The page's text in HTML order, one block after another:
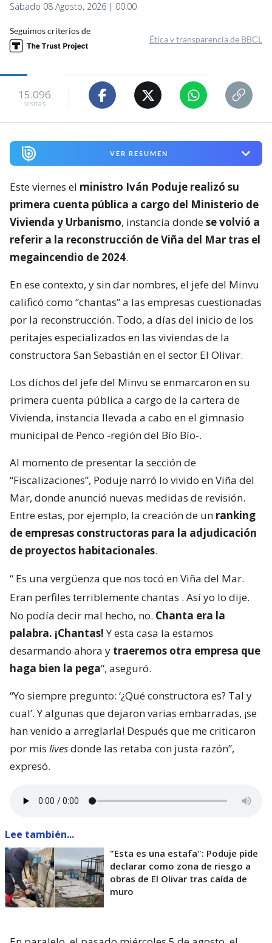
Sábado 08 Agosto, 2026 | 00:00
Seguimos criterios de
Ética y transparencia de BBCL
15.096
visitas
VER RESUMEN
Este viernes el ministro Iván Poduje realizó su
primera cuenta pública a cargo del Ministerio de
Vivienda y Urbanismo, instancia dondese volvió a
referir a la reconstrucción de Viña del Mar tras el
megaincendio de 2024.
En ese contexto, y sin dar nombres, el jefe del Minvu
calificó como “chantas” a las empresas cuestionadas
por la reconstrucción. Todo, a días del inicio de los
peritajes especializados en las viviendas de la
constructora San Sebastián en el sector El Olivar.
Los dichos del jefe del Minvu se enmarcaron en su
primera cuenta pública a cargo de la cartera de
Vivienda, instancia llevada a cabo en el gimnasio
municipal de Penco -región del Bío Bío-.
Al momento de presentar la sección de
“Fiscalizaciones”, Poduje narró lo vivido en Viña del
Mar, donde anunció nuevas medidas de revisión.
Entre estas, por ejemplo, la creación de un ranking
de empresas constructoras para la adjudicación
de proyectos habitacionales.
“ Es una vergüenza que nos tocó en Viña del Mar.
Eran perfiles terriblemente chantas . Así yo lo dije.
No podía decir mal hecho, no. Chanta era la
palabra. ¡Chantas!Y esta casa la estamos
desarmando ahora y traeremos otra empresa que
haga bien la pega“, aseguró.
“Yo siempre pregunto: ‘¿Qué constructora es? Tal y
cual’. Y algunas que dejaron varias embarradas, ¡se
han venido a arreglarla! Después que me criticaron
por mis livesdonde las retaba con justa razón”,
expresó.
Lee también...
"Esta es una estafa": Poduje pide
declarar como zona de riesgo a
obras de El Olivar tras caída de
muro